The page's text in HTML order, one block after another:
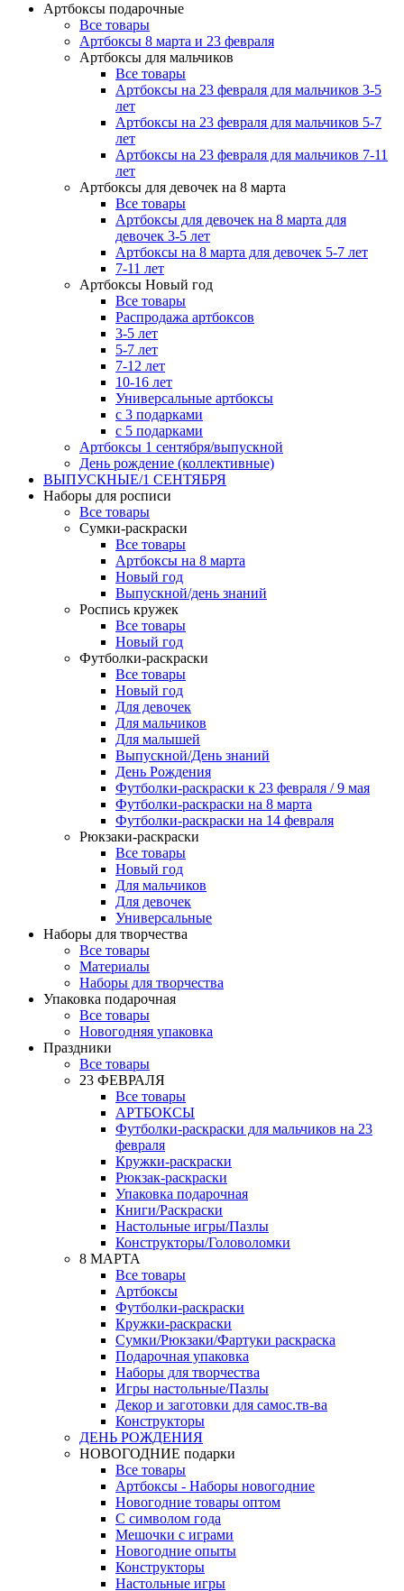
Артбоксы подарочные
Все товары
Артбоксы 8 марта и 23 февраля
Артбоксы для мальчиков
Все товары
Артбоксы на 23 февраля для мальчиков 3-5
лет
Артбоксы на 23 февраля для мальчиков 5-7
лет
Артбоксы на 23 февраля для мальчиков 7-11
лет
Артбоксы для девочек на 8 марта
Все товары
Артбоксы для девочек на 8 марта для
девочек 3-5 лет
Артбоксы на 8 марта для девочек 5-7 лет
7-11 лет
Артбоксы Новый год
Все товары
Распродажа артбоксов
3-5 лет
5-7 лет
7-12 лет
10-16 лет
Универсальные артбоксы
с 3 подарками
с 5 подарками
Артбоксы 1 сентября/выпускной
День рождение (коллективные)
ВЫПУСКНЫЕ/1 СЕНТЯБРЯ
Наборы для росписи
Все товары
Сумки-раскраски
Все товары
Артбоксы на 8 марта
Новый год
Выпускной/день знаний
Роспись кружек
Все товары
Новый год
Футболки-раскраски
Все товары
Новый год
Для девочек
Для мальчиков
Для малышей
Выпускной/День знаний
День Рождения
Футболки-раскраски к 23 февраля / 9 мая
Футболки-раскраски на 8 марта
Футболки-раскраски на 14 февраля
Рюкзаки-раскраски
Все товары
Новый год
Для мальчиков
Для девочек
Универсальные
Наборы для творчества
Все товары
Материалы
Наборы для творчества
Упаковка подарочная
Все товары
Новогодняя упаковка
Праздники
Все товары
23 ФЕВРАЛЯ
Все товары
АРТБОКСЫ
Футболки-раскраски для мальчиков на 23
февраля
Кружки-раскраски
Рюкзак-раскраски
Упаковка подарочная
Книги/Раскраски
Настольные игры/Пазлы
Конструкторы/Головоломки
8 МАРТА
Все товары
Артбоксы
Футболки-раскраски
Кружки-раскраски
Сумки/Рюкзаки/Фартуки раскраска
Подарочная упаковка
Наборы для творчества
Игры настольные/Пазлы
Декор и заготовки для самос.тв-ва
Конструкторы
ДЕНЬ РОЖДЕНИЯ
НОВОГОДНИЕ подарки
Все товары
Артбоксы - Наборы новогодние
Новогодние товары оптом
С символом года
Мешочки с играми
Новогодние опыты
Конструкторы
Настольные игры